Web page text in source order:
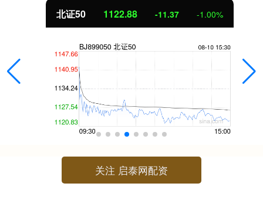
北证50 1122.88 -11.37 -1.00%
关注 启泰网配资